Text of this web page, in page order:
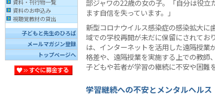
資料・刊行物一覧
資料のお申込み
視聴覚教材の貸出
子どもと先生のひろば
メールマガジン登録
トップページへ
部ジャワの22歳の女の子。「自分は役立
ます自信を失っています。」
新型コロナウイルス感染症の感染拡大
域での学校再開が未だに保留にされてお
は、インターネットを活用した遠隔授
格差や、遠隔授業を実施する上での教師
子どもや若者が学習の継続に不安や困難
学習継続への不安とメンタルヘルス